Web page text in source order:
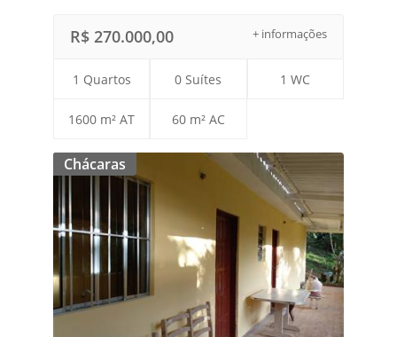
+ informações
R$ 270.000,00
1 Quartos 0 Suítes 1 WC
1600 m² AT 60 m² AC
Chácaras